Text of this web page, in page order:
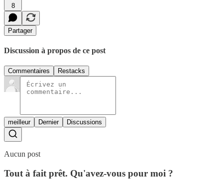
8
Partager
Discussion à propos de ce post
Commentaires Restacks
meilleur Dernier Discussions
Aucun post
Tout à fait prêt. Qu'avez-vous pour moi ?